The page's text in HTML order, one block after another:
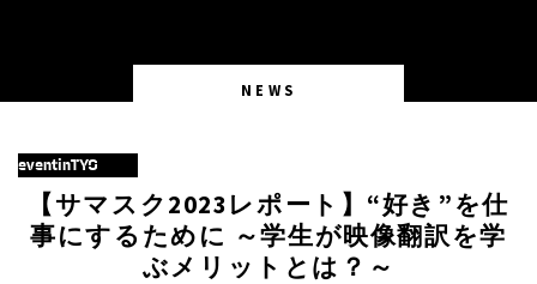
NEWS
eventinTYO
【サマスク2023レポート】“好き”を仕
事にするために ～学生が映像翻訳を学
ぶメリットとは？～